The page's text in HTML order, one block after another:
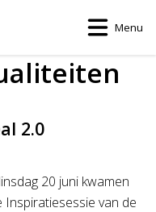
Menu
2.0
20 juni kwamen
van de